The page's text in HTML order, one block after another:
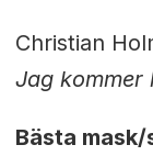
Christian
Jag kommer
Bästa mask/